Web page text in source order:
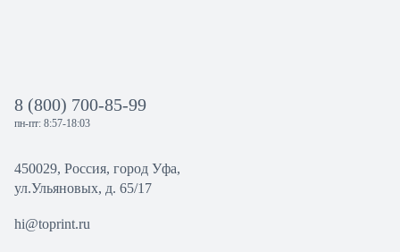
8 (800) 700-85-99
пн-пт: 8:57-18:03
450029, Россия, город Уфа,
ул.Ульяновых, д. 65/17
hi@toprint.ru